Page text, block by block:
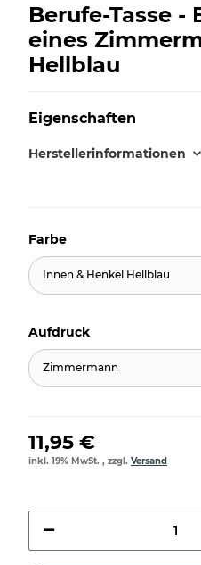
Berufe-Tasse -
eines
Hellblau
Eigenschaften
Herstellerinformationen
Farbe
Innen & Henkel Hellblau
Aufdruck
Zimmermann
11,95 €
inkl. 19% MwSt. , zzgl. Versand